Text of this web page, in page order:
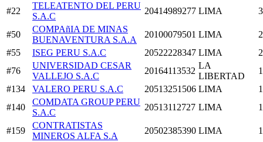
#22
TELEATENTO DEL PERU
S.A.C
20414989277 LIMA
#50
COMPAñIA DE MINAS
BUENAVENTURA S.A.A
20100079501 LIMA
#55
ISEG PERU S.A.C 20522228347 LIMA
#76
UNIVERSIDAD CESAR
VALLEJO S.A.C
20164113532
LA
LIBERTAD
#134
VALERO PERU S.A.C 20513251506 LIMA
#140
COMDATA GROUP PERU
S.A.C
20513112727 LIMA
#159
CONTRATISTAS
MINEROS ALFA S.A
20502385390 LIMA